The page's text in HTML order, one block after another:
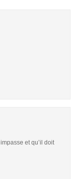
et qu’il doit